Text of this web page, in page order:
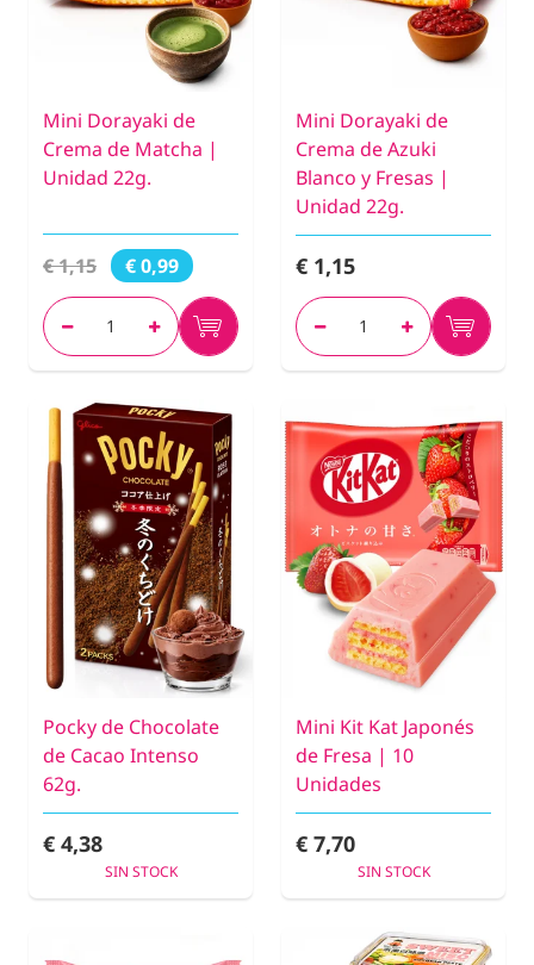
Mini Dorayaki de
Crema de Matcha |
Unidad 22g.
€ 1,15 € 0,99
Mini Dorayaki de
Crema de Azuki
Blanco y Fresas |
Unidad 22g.
€ 1,15
Pocky de Chocolate
de Cacao Intenso
62g.
€ 4,38
SIN STOCK
Mini Kit Kat Japonés
de Fresa | 10
Unidades
€ 7,70
SIN STOCK